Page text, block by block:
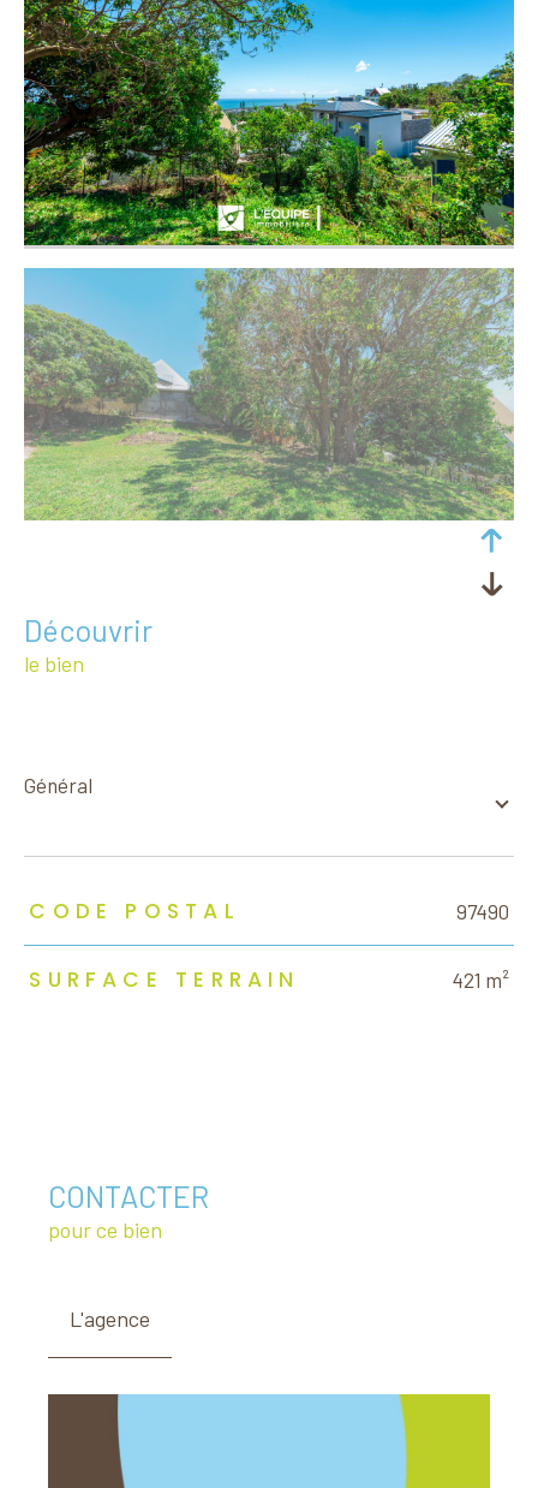
découvrir
le bien
général
TRAD_ZEPHYR_Caracteristique TRAD_ZEPHYR_Valeurs
CODE POSTAL 97490
SURFACE TERRAIN 421 m²
CONTACTER
pour ce bien
L'agence